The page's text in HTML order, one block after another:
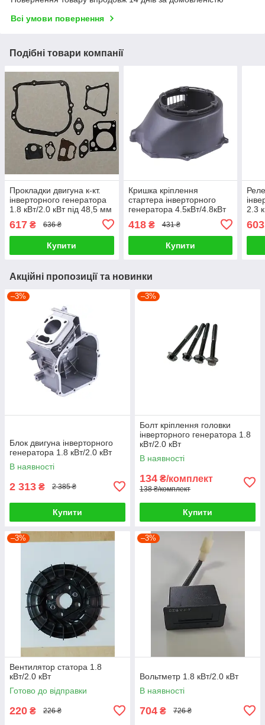
Всі умови повернення
Подібні товари компанії
Прокладки двигуна к-кт.
інверторного генератора
1.8 кВт/2.0 кВт під 48,5 мм
617 ₴ 636 ₴
Купити
Кришка кріплення
стартера інверторного
генератора 4.5кВт/4.8кВт
418₴ 431 ₴
Купити
2.3
603
Акційні пропозиції та новинки
–3%
Блок двигуна інверторного
генератора 1.8 кВт/2.0 кВт
В наявності
2 313 ₴ 2 385 ₴
Купити
–3%
Болт кріплення головки
інверторного генератора 1.8
кВт/2.0 кВт
В наявності
134 ₴/комплект
138 ₴/комплект
Купити
–3%
Вентилятор статора 1.8
кВт/2.0 кВт
Готово до відправки
220 ₴ 226 ₴
–3%
Вольтметр 1.8 кВт/2.0 кВт
В наявності
704 ₴ 726 ₴